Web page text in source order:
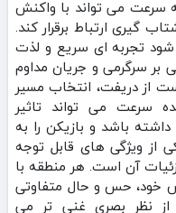
سرعت می‌ تواند با واکنش‌
گیری ارتباط برقرار کند.
شود تجربه‌ ای سریع و لذت‌
سرگرمی و جریان مداوم
از دریفت، انتخاب مسیر
سرعت می‌ تواند تاثیر
باشد و بازیکن را به
از ویژگی‌ های قابل توجه
آن است. هر منطقه با
خود، حس و حال متفاوتی
از نظر بصری غنی‌ تر می‌